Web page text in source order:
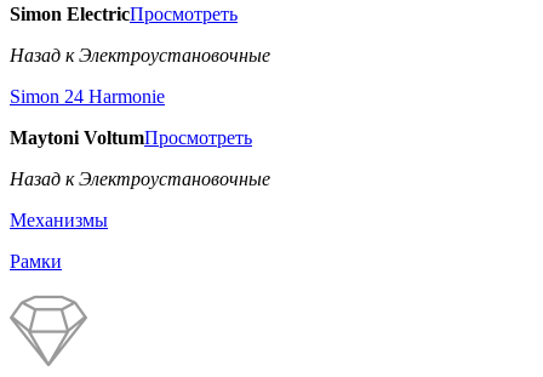
Simon ElectricПросмотреть
Назад к Электроустановочные
Simon 24 Harmonie
Maytoni VoltumПросмотреть
Назад к Электроустановочные
Механизмы
Рамки